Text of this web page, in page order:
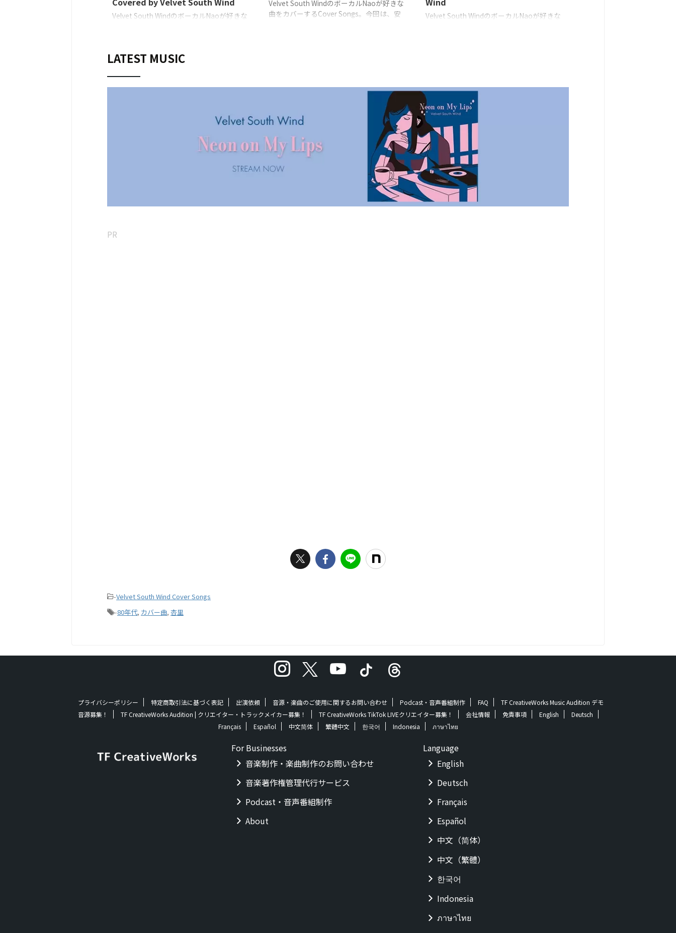
Velvet South WindのボーカルNaoが好きな
Vocals, Guitar: Nao (Velvet South Wind)
Velvet South WindのボーカルNaoが好きな
曲をカバーするCover Songs。今回は、安
Velvet South WindのボーカルNaoが好きな
LATEST MUSIC
PR
-Velvet South Wind Cover Songs
-80年代, カバー曲, 杏里
プライバシーポリシー 特定商取引法に基づく表記 出演依頼 音源・楽曲のご使用に関するお問い合わせ Podcast・音声番組制作 FAQ
TF CreativeWorks Music Audition デモ
音源募集！
TF CreativeWorks Audition | クリエイター・トラックメイカー募集！ TF CreativeWorks TikTok LIVEクリエイター募集！ 会社情報 免責事項 English
Deutsch
Français
Español 中文简体 繁體中文 한국어 Indonesia ภาษาไทย
For Businesses
音楽制作・楽曲制作のお問い合わせ
音楽著作権管理代行サービス
Podcast・音声番組制作
About
Language
English
Deutsch
Français
Español
中文（简体）
中文（繁體）
한국어
Indonesia
ภาษาไทย